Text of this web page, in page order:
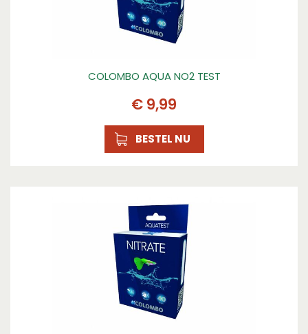
COLOMBO AQUA NO2 TEST
€ 9,99
BESTEL NU